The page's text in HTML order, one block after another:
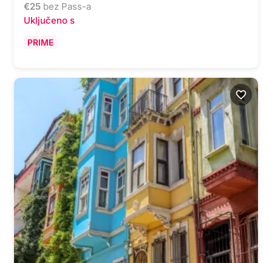
€25 bez Pass-a
Uključeno s
PRIME